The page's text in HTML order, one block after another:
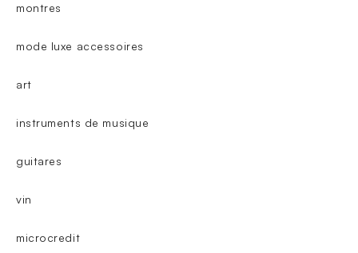
montres
mode luxe accessoires
art
instruments de musique
guitares
vin
microcredit